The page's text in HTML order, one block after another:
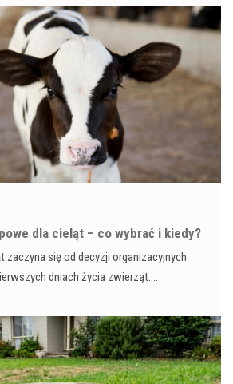
dla cieląt – co wybrać i kiedy?
się od decyzji organizacyjnych
dniach życia zwierząt.…